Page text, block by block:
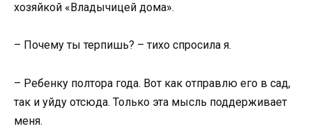
хозяйкой «Владычицей дома».
– Почему ты терпишь? – тихо спросила я.
– Ребенку полтора года. Вот как отправлю его в сад,
так и уйду отсюда. Только эта мысль поддерживает
меня.